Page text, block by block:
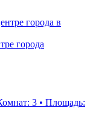
города
3 • Площадь: